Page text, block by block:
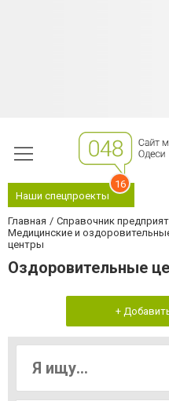
Наши спецпроекты
16
Главная Справочник
Медицинские и
центры
Оздоровительные
+